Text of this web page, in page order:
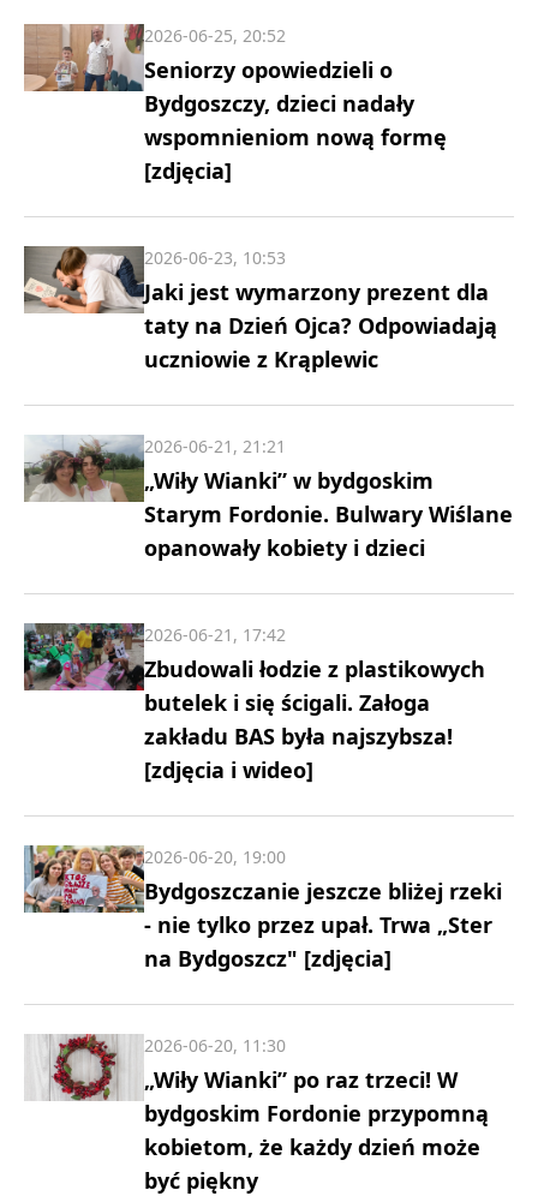
Seniorzy opowiedzieli o
Bydgoszczy, dzieci nadały
wspomnieniom nową formę
[zdjęcia]
2026-06-25, 20:52
Jaki jest wymarzony prezent dla
taty na Dzień Ojca? Odpowiadają
uczniowie z Krąplewic
2026-06-23, 10:53
„Wiły Wianki” w bydgoskim
Starym Fordonie. Bulwary Wiślane
opanowały kobiety i dzieci
2026-06-21, 21:21
Zbudowali łodzie z plastikowych
butelek i się ścigali. Załoga
zakładu BAS była najszybsza!
[zdjęcia i wideo]
2026-06-21, 17:42
Bydgoszczanie jeszcze bliżej rzeki
- nie tylko przez upał. Trwa „Ster
na Bydgoszcz" [zdjęcia]
2026-06-20, 19:00
„Wiły Wianki” po raz trzeci! W
bydgoskim Fordonie przypomną
kobietom, że każdy dzień może
być piękny
2026-06-20, 11:30